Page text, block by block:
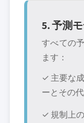
5. 予測
すべての
ます：
✓ 主要な
ーとその
✓ 規制上